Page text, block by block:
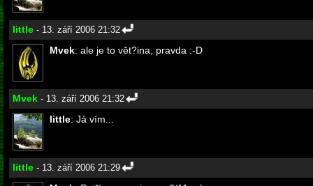
little - 13. září 2006 21:32
Mvek: ale je to vět?ina, pravda :-D
Mvek - 13. září 2006 21:32
little: Já vím...
little - 13. září 2006 21:29